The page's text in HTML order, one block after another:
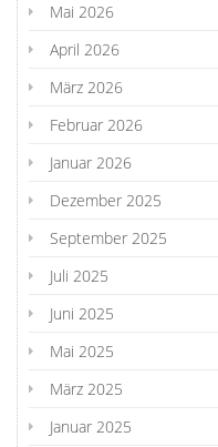
Mai 2026
April 2026
März 2026
Februar 2026
Januar 2026
Dezember 2025
September 2025
Juli 2025
Juni 2025
Mai 2025
März 2025
Januar 2025